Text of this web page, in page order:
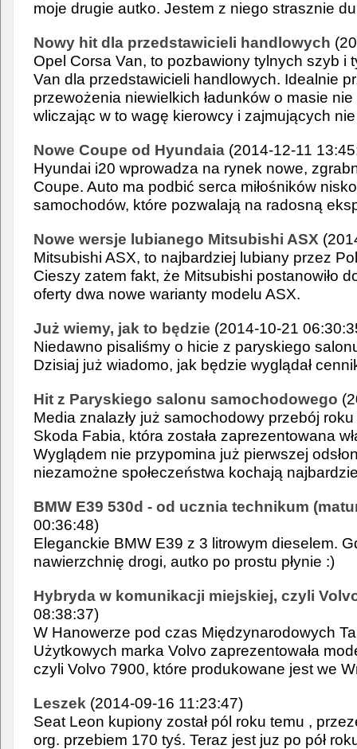
moje drugie autko. Jestem z niego strasznie
Nowy hit dla przedstawicieli handlowych
Opel Corsa Van, to pozbawiony tylnych szyb i
Van dla przedstawicieli handlowych. Idealnie
przewożenia niewielkich ładunków o masie
wliczając w to wagę kierowcy i zajmujących nie
Nowe Coupe od Hyundaia (2014-12-11
Hyundai i20 wprowadza na rynek nowe,
Coupe. Auto ma podbić serca miłośników
samochodów, które pozwalają na radosną
Nowe wersje lubianego Mitsubishi ASX
Mitsubishi ASX, to najbardziej lubiany przez
Cieszy zatem fakt, że Mitsubishi postanowiło
oferty dwa nowe warianty modelu ASX.
Już wiemy, jak to będzie (2014-10-21
Niedawno pisaliśmy o hicie z paryskiego
Dzisiaj już wiadomo, jak będzie wyglądał
Hit z Paryskiego salonu samochodowego
Media znalazły już samochodowy przebój
Skoda Fabia, która została zaprezentowana
Wyglądem nie przypomina już pierwszej
niezamożne społeczeństwa kochają
BMW E39 530d - od ucznia technikum
00:36:48)
Eleganckie BMW E39 z 3 litrowym dieselem.
nawierzchnię drogi, autko po prostu płynie :)
Hybryda w komunikacji miejskiej, czyli
08:38:37)
W Hanowerze pod czas Międzynarodowych
Użytkowych marka Volvo zaprezentowała
czyli Volvo 7900, które produkowane jest we
Leszek (2014-09-16 11:23:47)
Seat Leon kupiony został pól roku temu ,
org. przebiem 170 tyś. Teraz jest juz po pół